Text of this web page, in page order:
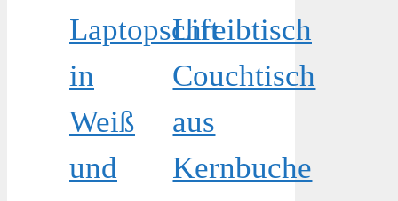
Laptopschreibtisch
in
Weiß
und
Lift
Couchtisch
aus
Kernbuche